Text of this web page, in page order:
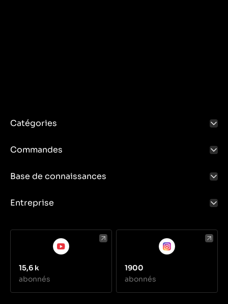
Catégories
Commandes
Base de connaissances
Entreprise
15,6 k
abonnés
1900
abonnés